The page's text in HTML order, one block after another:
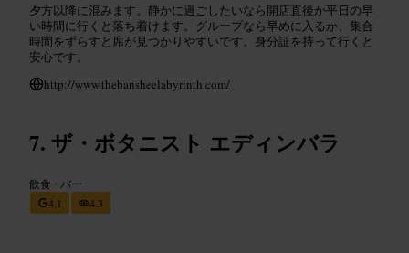
夕方以降に混みます。静かに過ごしたいなら開店直後か平日の早
い時間に行くと落ち着けます。グループなら早めに入るか、集合
時間をずらすと席が見つかりやすいです。身分証を持って行くと
安心です。
http://www.thebansheelabyrinth.com/
ザ・ボタニスト エディンバラ
飲食 • バー
4.1
4.3